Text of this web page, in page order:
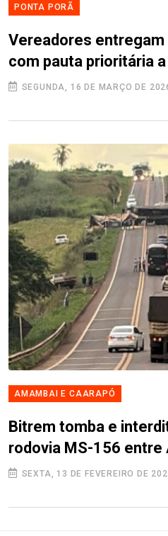
PONTA PORÃ
Vereadores entregam
com pauta prioritária
SEGUNDA, 16 DE MARÇO DE
AMAMBAI E CAARAPÓ
Bitrem tomba e
rodovia MS-156 entre
SEXTA, 13 DE FEVEREIRO DE